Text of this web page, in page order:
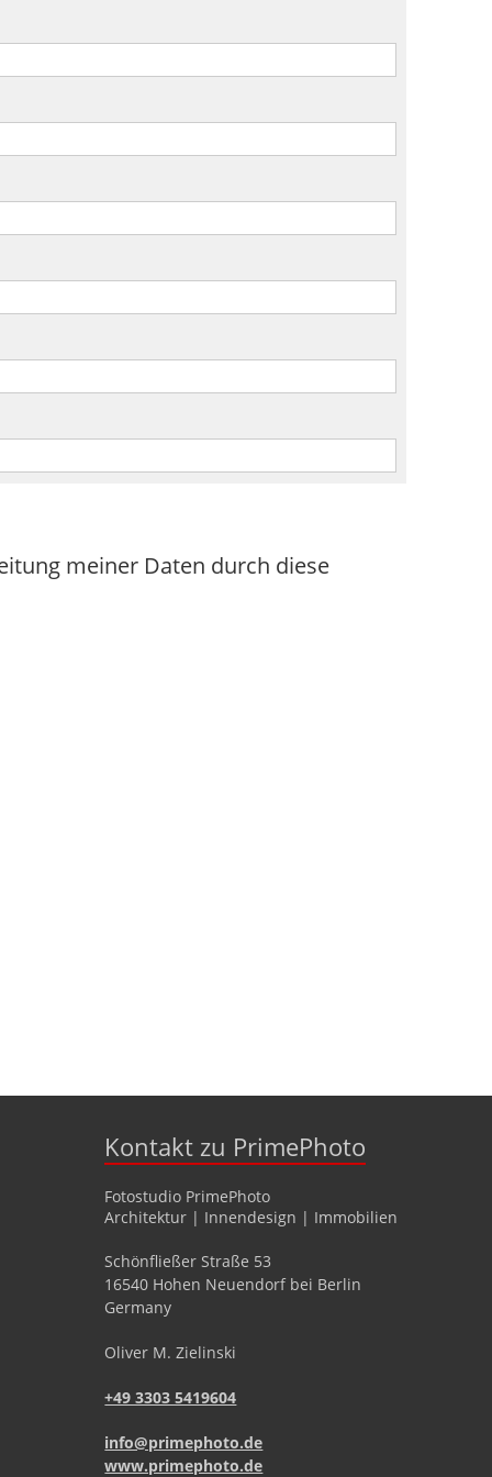
meiner Daten durch diese
Kontakt zu PrimePhoto
Fotostudio PrimePhoto
Architektur | Innendesign | Immobilien
Schönfließer Straße 53
16540 Hohen Neuendorfbei Berlin
Germany
Oliver M. Zielinski
+49 3303 5419604
info@primephoto.de
www.primephoto.de